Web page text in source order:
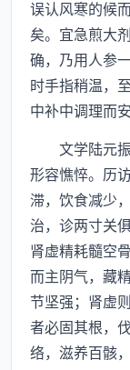
误认风寒的候
矣。宜急煎大
确，乃用人参
时手指稍温，
中补中调理而安
文学陆元振
形容憔悴。历
滞，饮食减少
治，诊两寸关
肾虚精耗髓空
而主阴气，藏
节坚强；肾虚
者必固其根，
络，滋养百骸